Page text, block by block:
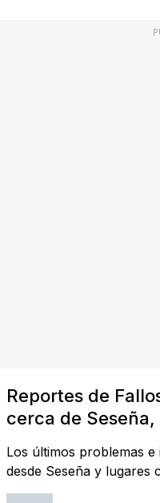
Reportes de
cerca de
Los últimos problemas
desde Seseña y lugares